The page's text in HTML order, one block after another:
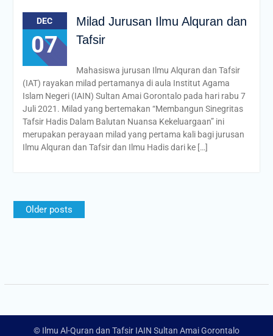
DEC
07
Milad Jurusan Ilmu Alquran dan
Tafsir
Mahasiswa jurusan Ilmu Alquran dan Tafsir
(IAT) rayakan milad pertamanya di aula Institut Agama
Islam Negeri (IAIN) Sultan Amai Gorontalo pada hari rabu 7
Juli 2021. Milad yang bertemakan “Membangun Sinegritas
Tafsir Hadis Dalam Balutan Nuansa Kekeluargaan” ini
merupakan perayaan milad yang pertama kali bagi jurusan
Ilmu Alquran dan Tafsir dan Ilmu Hadis dari ke […]
Older posts
© Ilmu Al-Quran dan Tafsir IAIN Sultan Amai Gorontalo